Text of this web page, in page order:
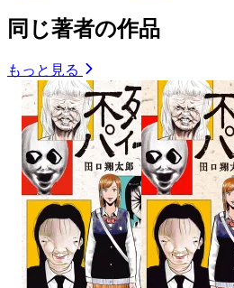
同じ著者の作品
もっと見る